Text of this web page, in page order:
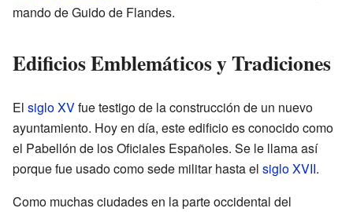
mando de Guido de Flandes.
Edificios Emblemáticos y Tradiciones
El siglo XVfue testigo de la construcción de un nuevo
ayuntamiento. Hoy en día, este edificio es conocido como
el Pabellón de los Oficiales Españoles. Se le llama así
porque fue usado como sede militar hasta el siglo XVII.
Como muchas ciudades en la parte occidental del